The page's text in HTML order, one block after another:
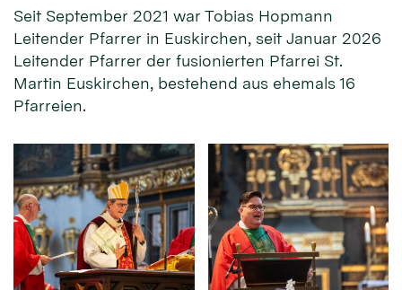
Seit September 2021 war Tobias Hopmann
Leitender Pfarrer in Euskirchen, seit Januar 2026
Leitender Pfarrer der fusionierten Pfarrei St.
Martin Euskirchen, bestehend aus ehemals 16
Pfarreien.